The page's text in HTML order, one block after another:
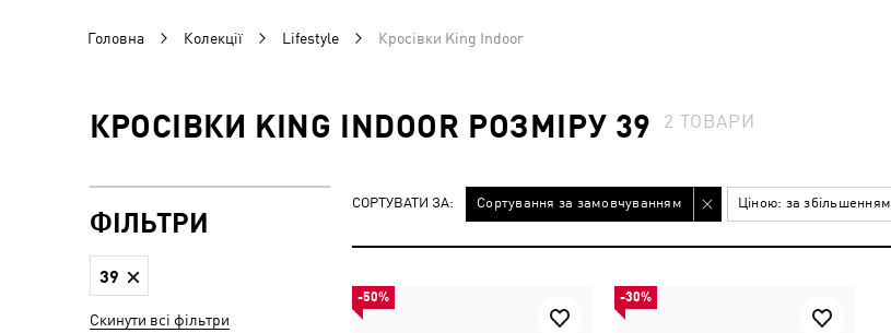
Головна Колекції Lifestyle Кросівки King Indoor
КРОСІВКИ KING INDOOR РОЗМІРУ 39 2 ТОВАРИ
СОРТУВАТИ ЗА: Сортування за замовчуванням Ціною: за збільшенням
-50% -30%
ФІЛЬТРИ
39
Скинути всі фільтри